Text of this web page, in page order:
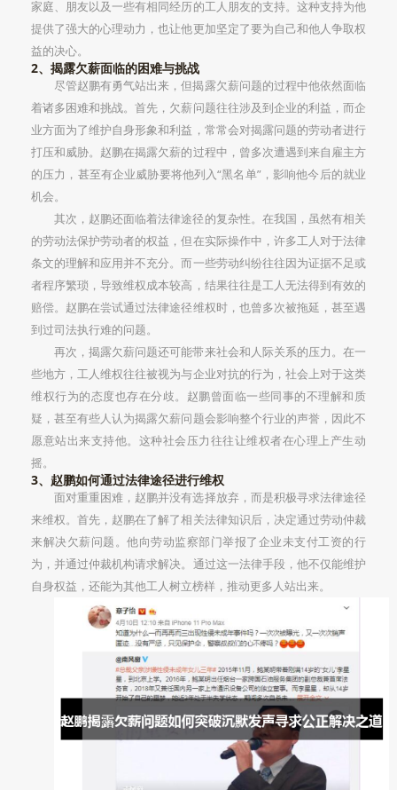
家庭、朋友以及一些有相同经历的工人朋友的支持。这种支持为他
提供了强大的心理动力，也让他更加坚定了要为自己和他人争取权
益的决心。
2、揭露欠薪面临的困难与挑战
尽管赵鹏有勇气站出来，但揭露欠薪问题的过程中他依然面临
着诸多困难和挑战。首先，欠薪问题往往涉及到企业的利益，而企
业方面为了维护自身形象和利益，常常会对揭露问题的劳动者进行
打压和威胁。赵鹏在揭露欠薪的过程中，曾多次遭遇到来自雇主方
的压力，甚至有企业威胁要将他列入“黑名单”，影响他今后的就业
机会。
其次，赵鹏还面临着法律途径的复杂性。在我国，虽然有相关
的劳动法保护劳动者的权益，但在实际操作中，许多工人对于法律
条文的理解和应用并不充分。而一些劳动纠纷往往因为证据不足或
者程序繁琐，导致维权成本较高，结果往往是工人无法得到有效的
赔偿。赵鹏在尝试通过法律途径维权时，也曾多次被拖延，甚至遇
到过司法执行难的问题。
再次，揭露欠薪问题还可能带来社会和人际关系的压力。在一
些地方，工人维权往往被视为与企业对抗的行为，社会上对于这类
维权行为的态度也存在分歧。赵鹏曾面临一些同事的不理解和质
疑，甚至有些人认为揭露欠薪问题会影响整个行业的声誉，因此不
愿意站出来支持他。这种社会压力往往让维权者在心理上产生动
摇。
3、赵鹏如何通过法律途径进行维权
面对重重困难，赵鹏并没有选择放弃，而是积极寻求法律途径
来维权。首先，赵鹏在了解了相关法律知识后，决定通过劳动仲裁
来解决欠薪问题。他向劳动监察部门举报了企业未支付工资的行
为，并通过仲裁机构请求解决。通过这一法律手段，他不仅能维护
自身权益，还能为其他工人树立榜样，推动更多人站出来。